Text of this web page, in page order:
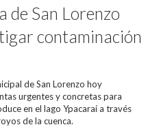
de San Lorenzo
contaminación
de San Lorenzo hoy
urgentes y concretas para
en el lago Ypacaraí a través
de la cuenca.